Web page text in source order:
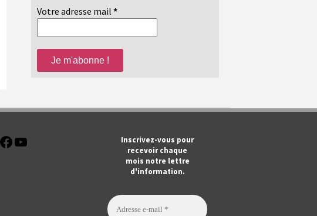
Votre adresse mail *
Instagram
Facebook
Inscrivez-vous pour
recevoir chaque
mois notre lettre
d'information.